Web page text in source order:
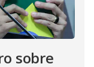
sobre